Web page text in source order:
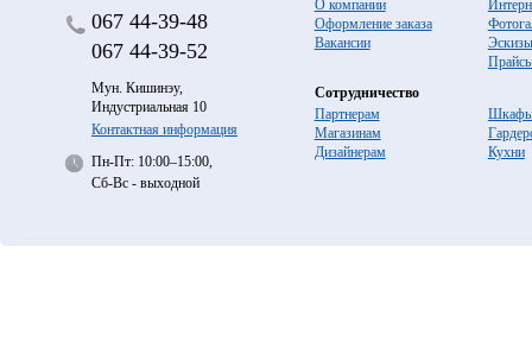
067 44-39-48
067 44-39-52
Мун. Кишинэу,
Индустриальная 10
Контактная информация
Пн-Пт: 10:00–15:00,
Сб-Вс - выходной
О компании
Оформление заказа
Вакансии
Эскизы
Сотрудничество
Партнерам
Магазинам
Дизайнерам
Кухни